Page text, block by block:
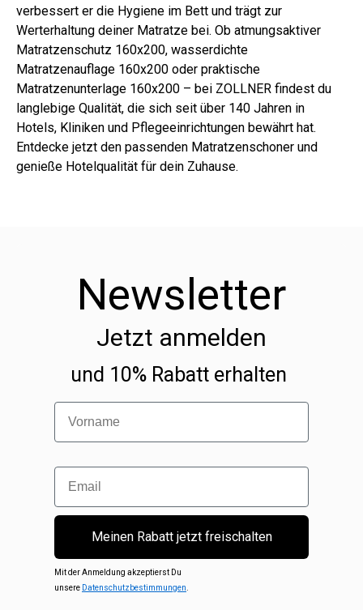
verbessert er die Hygiene im Bett und trägt zur
Werterhaltung deiner Matratze bei. Ob atmungsaktiver
Matratzenschutz 160x200, wasserdichte
Matratzenauflage 160x200 oder praktische
Matratzenunterlage 160x200 – bei ZOLLNER findest du
langlebige Qualität, die sich seit über 140 Jahren in
Hotels, Kliniken und Pflegeeinrichtungen bewährt hat.
Entdecke jetzt den passenden Matratzenschoner und
genieße Hotelqualität für dein Zuhause.
Newsletter
Jetzt anmelden
und 10% Rabatt erhalten
Vorname
Email
Meinen Rabatt jetzt freischalten
Mit der Anmeldung akzeptierst Du
unsere Datenschutzbestimmungen